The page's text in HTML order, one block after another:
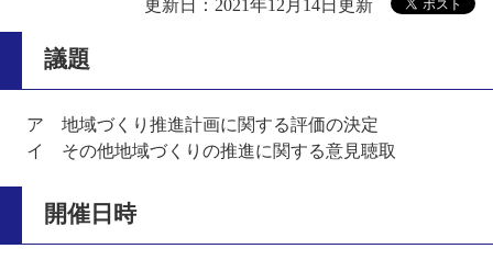
更新日：2021年12月14日更新
議題
ア 地域づくり推進計画に関する評価の決定
イ その他地域づくりの推進に関する意見聴取
開催日時